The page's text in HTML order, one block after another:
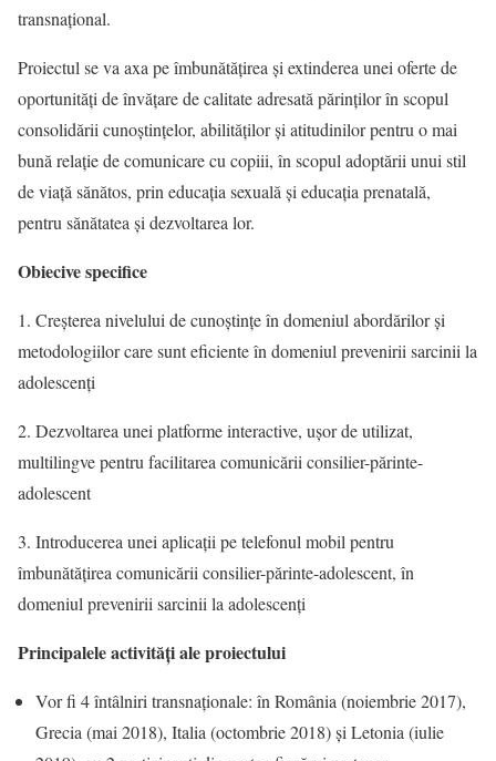
transnațional.
Proiectul se va axa pe îmbunătățirea și extinderea unei oferte de
oportunități de învățare de calitate adresată părinților în scopul
consolidării cunoștințelor, abilităților și atitudinilor pentru o mai
bună relație de comunicare cu copiii, în scopul adoptării unui stil
de viață sănătos, prin educația sexuală și educația prenatală,
pentru sănătatea și dezvoltarea lor.
Obiecive specifice
1. Creșterea nivelului de cunoștințe în domeniul abordărilor și
metodologiilor care sunt eficiente în domeniul prevenirii sarcinii la
adolescenți
2. Dezvoltarea unei platforme interactive, ușor de utilizat,
multilingve pentru facilitarea comunicării consilier-părinte-
adolescent
3. Introducerea unei aplicații pe telefonul mobil pentru
îmbunătățirea comunicării consilier-părinte-adolescent, în
domeniul prevenirii sarcinii la adolescenți
Principalele activități ale proiectului
Vor fi 4 întâlniri transnaționale: în România (noiembrie 2017),
Grecia (mai 2018), Italia (octombrie 2018) și Letonia (iulie